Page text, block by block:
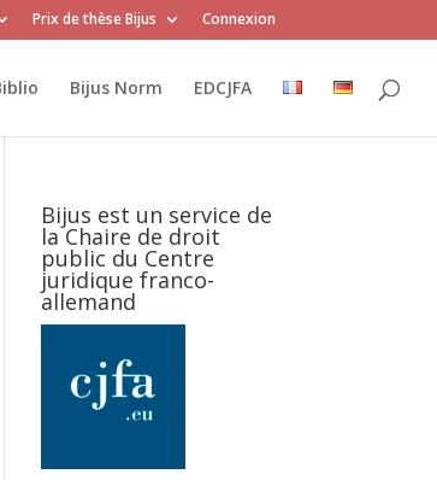
Prix de thèse Bijus Connexion
Bijus Norm EDCJFA
Bijus est un service de
la Chaire de droit
public du Centre
juridique franco-
allemand